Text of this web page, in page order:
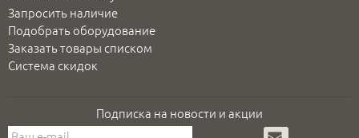
Запросить наличие
Подобрать оборудование
Заказать товары списком
Система скидок
Подписка на новости и акции